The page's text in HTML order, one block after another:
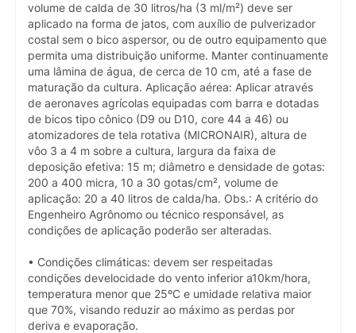
volume de calda de 30 litros/ha (3 ml/m²) deve ser
aplicado na forma de jatos, com auxílio de pulverizador
costal sem o bico aspersor, ou de outro equipamento que
permita uma distribuição uniforme. Manter continuamente
uma lâmina de água, de cerca de 10 cm, até a fase de
maturação da cultura. Aplicação aérea: Aplicar através
de aeronaves agrícolas equipadas com barra e dotadas
de bicos tipo cônico (D9 ou D10, core 44 a 46) ou
atomizadores de tela rotativa (MICRONAIR), altura de
vôo 3 a 4 m sobre a cultura, largura da faixa de
deposição efetiva: 15 m; diâmetro e densidade de gotas:
200 a 400 micra, 10 a 30 gotas/cm², volume de
aplicação: 20 a 40 litros de calda/ha. Obs.: A critério do
Engenheiro Agrônomo ou técnico responsável, as
condições de aplicação poderão ser alteradas.
• Condições climáticas: devem ser respeitadas
condições develocidade do vento inferior a10km/hora,
temperatura menor que 25ºC e umidade relativa maior
que 70%, visando reduzir ao máximo as perdas por
deriva e evaporação.